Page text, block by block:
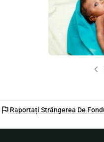
chevron_left
flag Raportați Strângerea De